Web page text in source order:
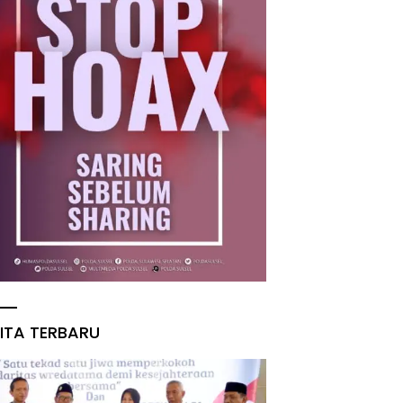
TERBARU